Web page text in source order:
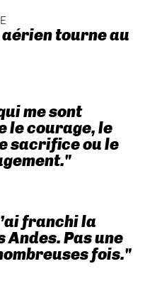
aérien tourne au
me sont
le courage, le
sacrifice ou le
franchi la
Pas une
fois."